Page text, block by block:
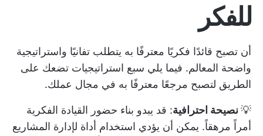
للفكر
أن تصبح قائدًا فكريًا معترفًا به يتطلب تفانيًا واستراتيجية
واضحة المعالم. فيما يلي سبع استراتيجيات تضعك على
الطريق لتصبح مرجعًا معترفًا به في مجال عملك.
💡نصيحة احترافية: قد يبدو بناء حضور القيادة الفكرية
أمراً مرهقاً. يمكن أن يؤدي استخدام أداة لإدارة المشاريع